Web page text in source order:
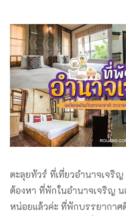
ตะลุยทัวร์ ที่เที่ยวอำนาจเจริญ
ต้องหา ที่พักในอำนาจเจริญ
หน่อยแล้วค่ะ ที่พักบรรยากา